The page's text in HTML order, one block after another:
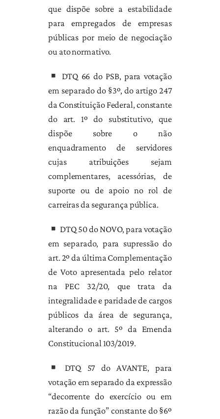
que dispõe sobre a estabilidade
para empregados de empresas
públicas por meio de negociação
ou ato normativo.
DTQ 66 do PSB, para votação
em separado do §3º, do artigo 247
da Constituição Federal, constante
do art. 1º do substitutivo, que
dispõe sobre o não
enquadramento de servidores
cujas atribuições sejam
complementares, acessórias, de
suporte ou de apoio no rol de
carreiras da segurança pública.
DTQ 50 do NOVO, para votação
em separado, para supressão do
art. 2º da última Complementação
de Voto apresentada pelo relator
na PEC 32/20, que trata da
integralidade e paridade de cargos
públicos da área de segurança,
alterando o art. 5º da Emenda
Constitucional 103/2019.
DTQ 57 do AVANTE, para
votação em separado da expressão
“decorrente do exercício ou em
razão da função” constante do §6º